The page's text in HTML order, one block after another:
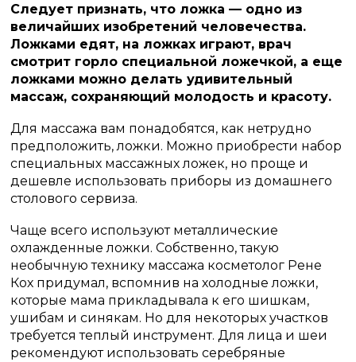
Следует признать, что ложка — одно из
величайших изобретений человечества.
Ложками едят, на ложках играют, врач
смотрит горло специальной ложечкой, а еще
ложками можно делать удивительный
массаж, сохраняющий молодость и красоту.
Для массажа вам понадобятся, как нетрудно
предположить, ложки. Можно приобрести набор
специальных массажных ложек, но проще и
дешевле использовать приборы из домашнего
столового сервиза.
Чаще всего используют металлические
охлажденные ложки. Собственно, такую
необычную технику массажа косметолог Рене
Кох придумал, вспомнив на холодные ложки,
которые мама прикладывала к его шишкам,
ушибам и синякам. Но для некоторых участков
требуется теплый инструмент. Для лица и шеи
рекомендуют использовать серебряные